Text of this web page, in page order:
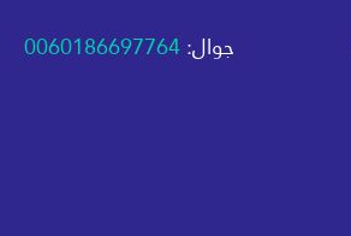
جوال:0060186697764